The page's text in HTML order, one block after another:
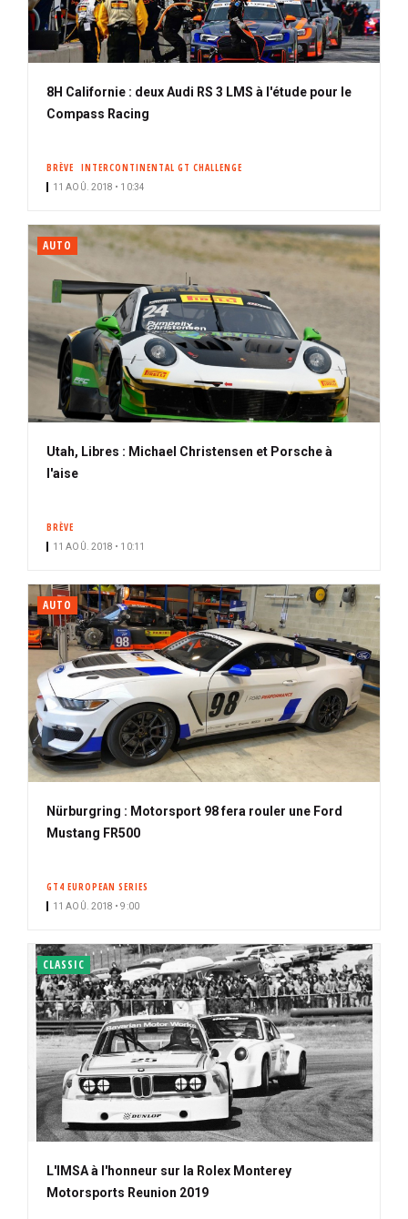
8H Californie : deux Audi RS 3 LMS à l'étude pour le
Compass Racing
BRÈVE INTERCONTINENTAL GT CHALLENGE
11 AOÛ. 2018 • 10:34
AUTO
Utah, Libres : Michael Christensen et Porsche à
l'aise
BRÈVE
11 AOÛ. 2018 • 10:11
AUTO
Nürburgring : Motorsport 98 fera rouler une Ford
Mustang FR500
GT4 EUROPEAN SERIES
11 AOÛ. 2018 • 9:00
CLASSIC
L'IMSA à l'honneur sur la Rolex Monterey
Motorsports Reunion 2019